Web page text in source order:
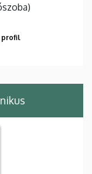
profil